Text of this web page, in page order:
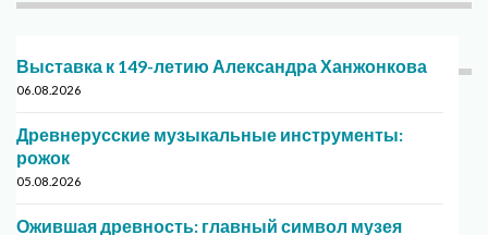
Выставка к 149-летию Александра Ханжонкова
06.08.2026
Древнерусские музыкальные инструменты:
рожок
05.08.2026
Ожившая древность: главный символ музея